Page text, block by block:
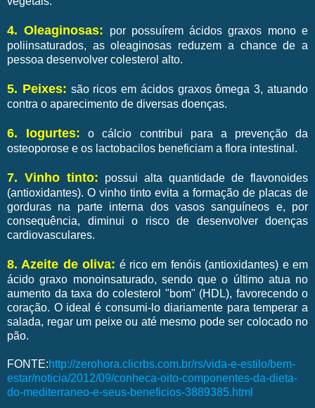
4. Oleaginosas: por possuírem ácidos graxos mono e
poliinsaturados, as oleaginosas reduzem a chance de a
pessoa desenvolver colesterol alto.
5. Peixes: são ricos em ácidos graxos ômega 3, atuando
contra o aparecimento de diversas doenças.
6. Iogurtes: o cálcio contribui para a prevenção da
osteoporose e os lactobacilos beneficiam a flora intestinal.
7. Vinho tinto: possui alta quantidade de flavonoides
(antioxidantes). O vinho tinto evita a formação de placas de
gorduras na parte interna dos vasos sanguíneos e, por
consequência, diminui o risco de desenvolver doenças
cardiovasculares.
8. Azeite de oliva: é rico em fenóis (antioxidantes) e em
ácido graxo monoinsaturado, sendo que o último atua no
aumento da taxa do colesterol "bom" (HDL), favorecendo o
coração. O ideal é consumi-lo diariamente para temperar a
salada, regar um peixe ou até mesmo pode ser colocado no
pão.
FONTE:http://zerohora.clicrbs.com.br/rs/vida-e-estilo/bem-
estar/noticia/2012/09/conheca-oito-componentes-da-dieta-
do-mediterraneo-e-seus-beneficios-3889385.html